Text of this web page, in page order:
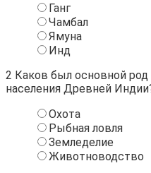
Ганг
Чамбал
Ямуна
Инд
2 Каков был основной
населения Древней
Охота
Рыбная ловля
Земледелие
Животноводство